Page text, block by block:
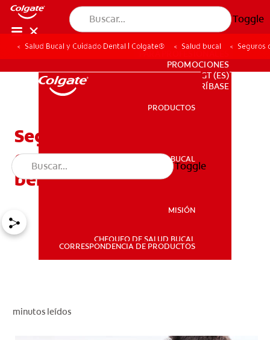
Toggle
SALUD BUCAL
PARA PROFESIONALES
PROMOCIONES
GT (ES)
SUSCRÍBASE
PRODUCTOS
SALUD BUCAL
MISIÓN
CHEQUEO DE SALUD BUCAL
CORRESPONDENCIA DE PRODUCTOS
Toggle
Salud Bucal y Cuidado Dental | Colgate® Salud bucal Seguros
Seguros dentales
económicos y todos sus
beneficios
minutos leídos